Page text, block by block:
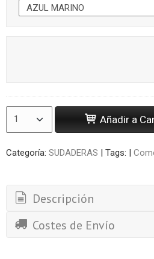
Añadir a
Categoría: SUDADERAS | Tags: |
Descripción
Costes de Envío